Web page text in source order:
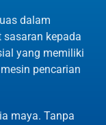
dalam
kepada
yang memiliki
pencarian
maya. Tanpa